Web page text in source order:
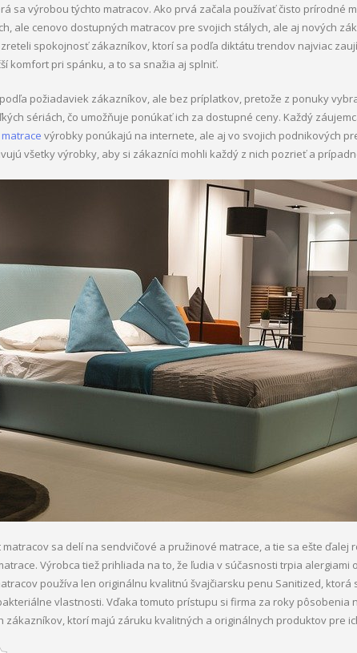
sa výrobou týchto matracov. Ako prvá začala používať čisto prírodné
ale cenovo dostupných matracov pre svojich stálych, ale aj nových
spokojnosť zákazníkov, ktorí sa podľa diktátu trendov najviac
komfort pri spánku, a to sa snažia aj splniť.
požiadaviek zákazníkov, ale bez príplatkov, pretože z ponuky
sériách, čo umožňuje ponúkať ich za dostupné ceny. Každý
matrace výrobky ponúkajú na internete, ale aj vo svojich podnikových
všetky výrobky, aby si zákazníci mohli každý z nich pozrieť a
sa delí na sendvičové a pružinové matrace, a tie sa ešte ďalej
Výrobca tiež prihliada na to, že ľudia v súčasnosti trpia alergiami
používa len originálnu kvalitnú švajčiarsku penu Sanitized, ktorá
vlastnosti. Vďaka tomuto prístupu si firma za roky pôsobenia
zákazníkov, ktorí majú záruku kvalitných a originálnych produktov pre